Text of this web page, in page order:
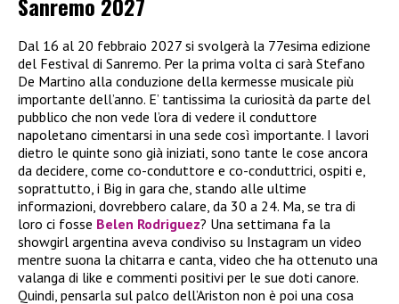
Sanremo 2027
Dal 16 al 20 febbraio 2027 si svolgerà la 77esima edizione
del Festival di Sanremo. Per la prima volta ci sarà Stefano
De Martino alla conduzione della kermesse musicale più
importante dell’anno. E’ tantissima la curiosità da parte del
pubblico che non vede l’ora di vedere il conduttore
napoletano cimentarsi in una sede così importante. I lavori
dietro le quinte sono già iniziati, sono tante le cose ancora
da decidere, come co-conduttore e co-conduttrici, ospiti e,
soprattutto, i Big in gara che, stando alle ultime
informazioni, dovrebbero calare, da 30 a 24. Ma, se tra di
loro ci fosse Belen Rodriguez? Una settimana fa la
showgirl argentina aveva condiviso su Instagram un video
mentre suona la chitarra e canta, video che ha ottenuto una
valanga di like e commenti positivi per le sue doti canore.
Quindi, pensarla sul palco dell’Ariston non è poi una cosa